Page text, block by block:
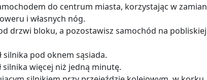
do centrum miasta, korzystając w zamian
i własnych nóg.
drzwi bloku, a pozostawisz samochód na pobliskiej
silnika pod oknem sąsiada.
silnika więcej niż jedną minutę.